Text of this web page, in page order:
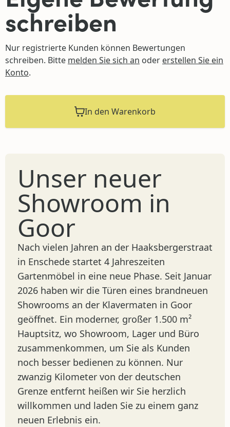
schreiben
Nur registrierte Kunden können Bewertungen
schreiben. Bitte melden Sie sich an oder erstellen Sie ein
Konto.
In den Warenkorb
Unser neuer
Showroom in
Goor
Nach vielen Jahren an der Haaksbergerstraat
in Enschede startet 4 Jahreszeiten
Gartenmöbel in eine neue Phase. Seit Januar
2026 haben wir die Türen eines brandneuen
Showrooms an der Klavermaten in Goor
geöffnet. Ein moderner, großer 1.500 m²
Hauptsitz, wo Showroom, Lager und Büro
zusammenkommen, um Sie als Kunden
noch besser bedienen zu können. Nur
zwanzig Kilometer von der deutschen
Grenze entfernt heißen wir Sie herzlich
willkommen und laden Sie zu einem ganz
neuen Erlebnis ein.